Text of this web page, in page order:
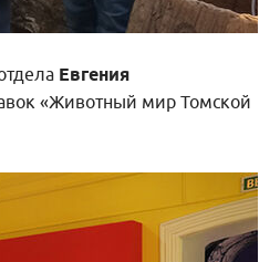
Евгения
«Животный мир Томской